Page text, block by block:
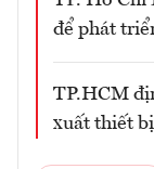
để phát
TP.HCM
xuất thiết